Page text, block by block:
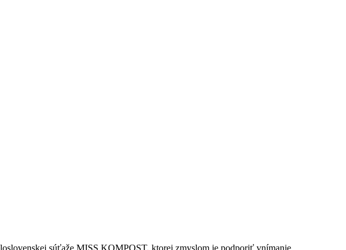
súťaže MISS KOMPOST, ktorej zmyslom je podporiť vnímanie